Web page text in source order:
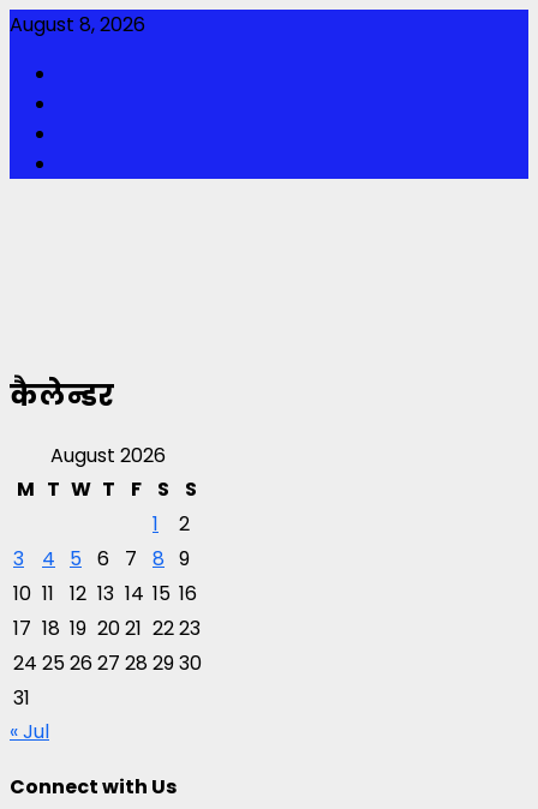
Skip
content
August 8, 2026
कैलेन्डर
August 2026
M T W T F S
S
1
2
3
4 5 6 7 8 9
10 11 12 13 14 15 16
17 18 19 2021 2223
24 252627 282930
31
« Jul
Connect with Us